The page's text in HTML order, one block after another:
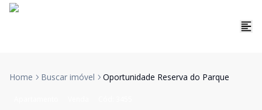
Home Buscar imóvel Oportunidade Reserva do Parque